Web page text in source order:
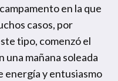
en la que
casos, por
tipo, comenzó el
una mañana soleada
energía y entusiasmo